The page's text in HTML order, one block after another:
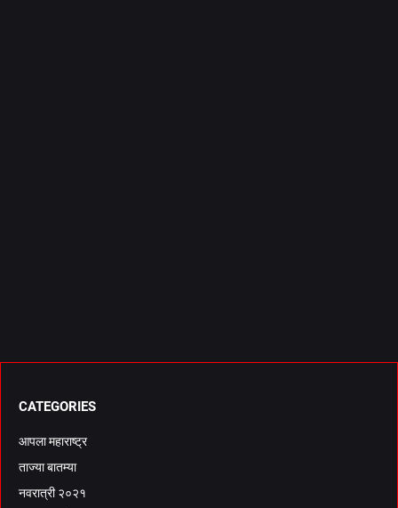
CATEGORIES
आपला महाराष्ट्र
ताज्या बातम्या
नवरात्री २०२१